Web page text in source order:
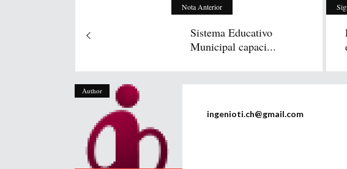
Nota Anterior
Sistema Educativo
Municipal capaci...
Author
ingenioti.ch@gmail.com